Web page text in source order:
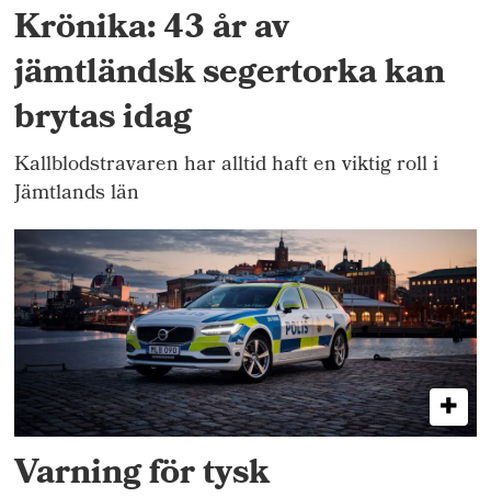
Krönika: 43 år av
jämtländsk segertorka kan
brytas idag
Kallblodstravaren har alltid haft en viktig roll i
Jämtlands län
Varning för tysk